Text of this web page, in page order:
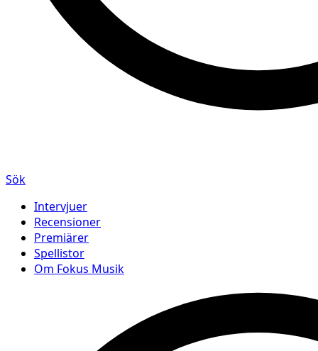
Sök
Intervjuer
Recensioner
Premiärer
Spellistor
Om Fokus Musik